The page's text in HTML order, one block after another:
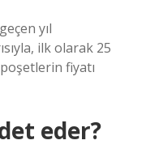
yıl
ilk olarak 25
fiyatı
eder?